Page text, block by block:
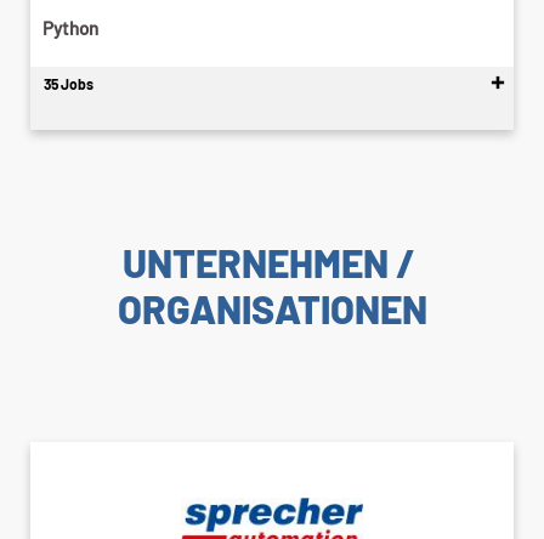
Python
35 Jobs
UNTERNEHMEN /
ORGANISATIONEN